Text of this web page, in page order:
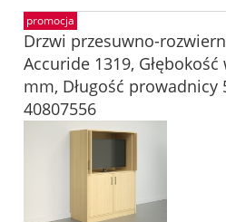
Drzwi przesuwno-
Accuride 1319,
mm, Długość prowadnicy
40807556
promocja